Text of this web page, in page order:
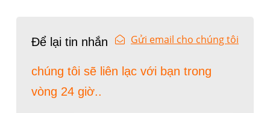
Để lại tin nhắn Gửi email cho chúng tôi
chúng tôi sẽ liên lạc với bạn trong
vòng 24 giờ..